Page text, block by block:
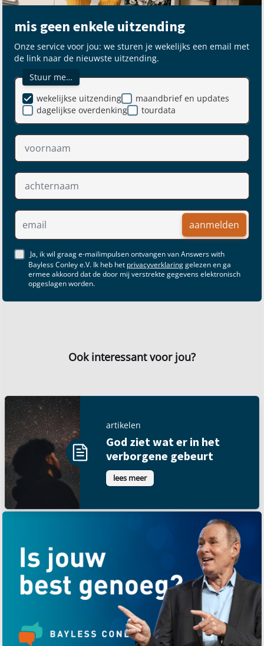
mis geen enkele uitzending
Onze service voor jou: we sturen je wekelijks een email met
de link naar de nieuwste uitzending.
Stuur me…
maandbrief en updates
dagelijkse overdenking
wekelijkse uitzending
tourdata
aanmelden
Ja, ik wil graag e-mailimpulsen ontvangen van Answers with
Bayless Conley e.V. Ik heb het privacyverklaringgelezen en ga
ermee akkoord dat de door mij verstrekte gegevens elektronisch
opgeslagen worden.
Ook interessant voor jou?
artikelen
God ziet wat er in het
verborgene gebeurt
lees meer